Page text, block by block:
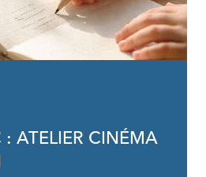
: ATELIER CINÉMA